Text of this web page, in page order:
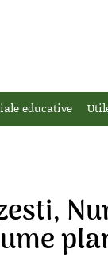
educative